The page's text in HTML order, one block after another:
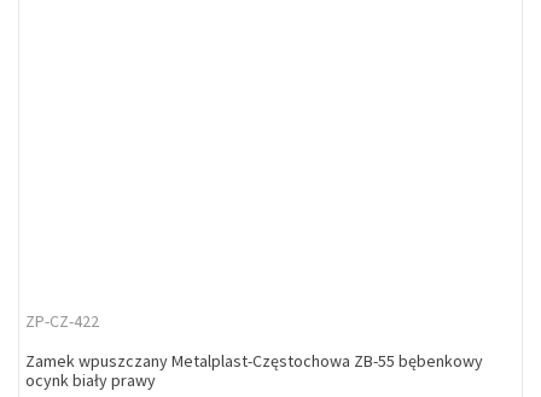
ZP-CZ-422
Zamek wpuszczany Metalplast-Częstochowa ZB-55 bębenkowy
ocynk biały prawy